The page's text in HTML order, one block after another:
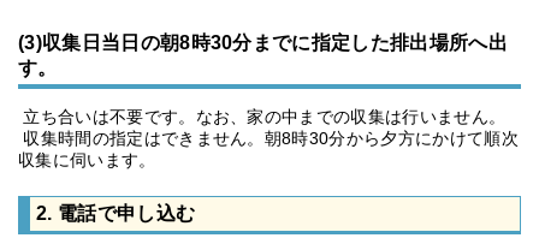
(3)収集日当日の朝8時30分までに指定した排出場所へ出
す。
立ち合いは不要です。なお、家の中までの収集は行いません。
収集時間の指定はできません。朝8時30分から夕方にかけて順次
収集に伺います。
2. 電話で申し込む